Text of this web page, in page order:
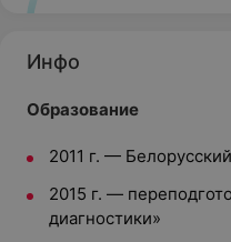
Инфо
Образование
2011 г. —
2015 г. —
диагностики»